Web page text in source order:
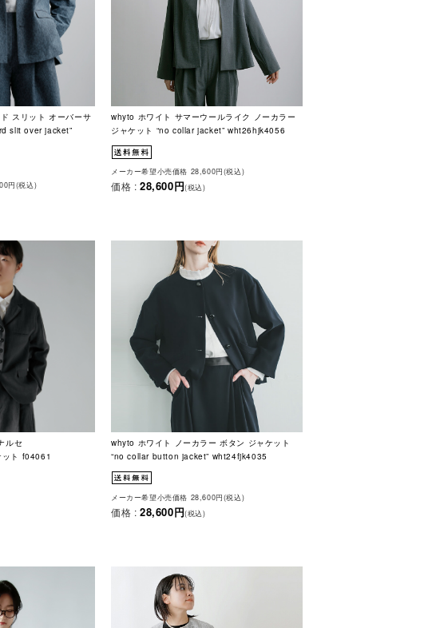
スリット オーバーサ
slit over jacket”
円(税込)
whyto ホワイト サマーウールライク ノーカラー
ジャケット “no collar jacket” wht26hjk4056
メーカー希望小売価格 28,600円(税込)
価格 : 28,600円(税込)
ルセ
ット f04061
whyto ホワイト ノーカラー ボタン ジャケット
“no collar button jacket” wht24fjk4035
メーカー希望小売価格 28,600円(税込)
価格 : 28,600円(税込)